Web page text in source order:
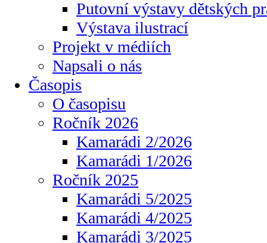
Putovní výstavy dětských
Výstava ilustrací
Projekt v médiích
Napsali o nás
Časopis
O časopisu
Ročník 2026
Kamarádi 2/2026
Kamarádi 1/2026
Ročník 2025
Kamarádi 5/2025
Kamarádi 4/2025
Kamarádi 3/2025